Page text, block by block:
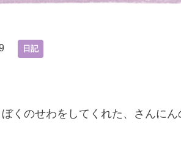
日記
くのせわをしてくれた、さんにん